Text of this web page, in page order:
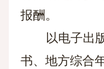
报酬。
以电子出
书、地方综合